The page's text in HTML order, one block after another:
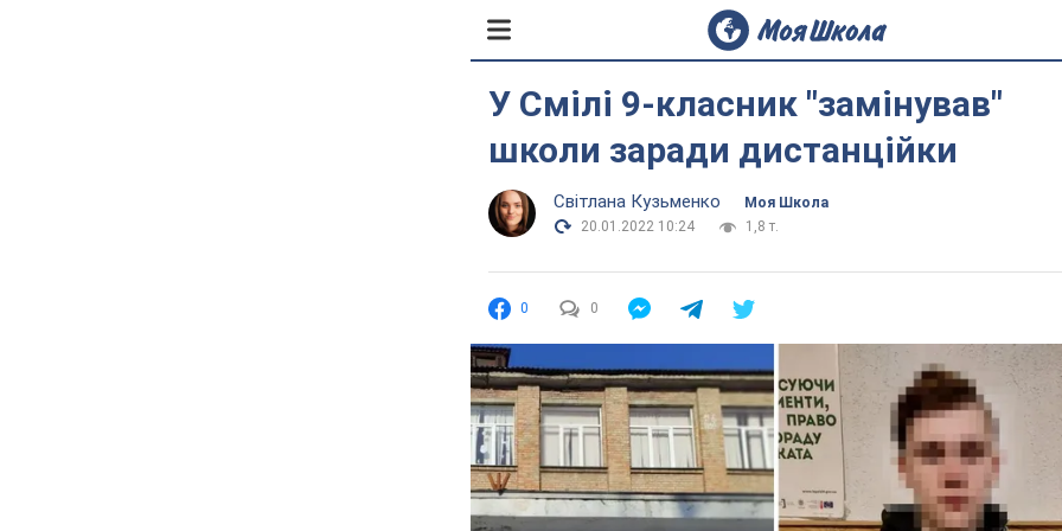
У Смілі 9-класник "замінував"
школи заради дистанційки
Світлана Кузьменко
Моя Школа
20.01.2022 10:24
1,8 т.
0 0